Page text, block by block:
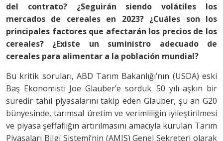
del contrato? ¿Seguirán siendo volátiles los
mercados de cereales en 2023? ¿Cuáles son los
principales factores que afectarán los precios de los
cereales? ¿Existe un suministro adecuado de
cereales para alimentar a la población mundial?
Bu kritik soruları, ABD Tarım Bakanlığı’nın (USDA) eski
Baş Ekonomisti Joe Glauber’e sorduk. 50 yılı aşkın bir
süredir tahıl piyasalarını takip eden Glauber, şu an G20
bünyesinde, tarımsal üretim ve verimliliğin iyileştirilmesi
ve piyasa şeffaflığın artırılmasını amacıyla kurulan Tarım
Piyasaları Bilgi Sistemi’nin (AMIS) Genel Sekreteri olarak